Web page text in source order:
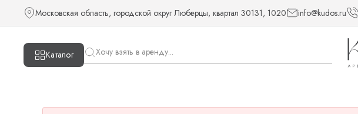
Московская область, городской округ Люберцы, квартал 30131, 1020 info@kudos.ru
Каталог